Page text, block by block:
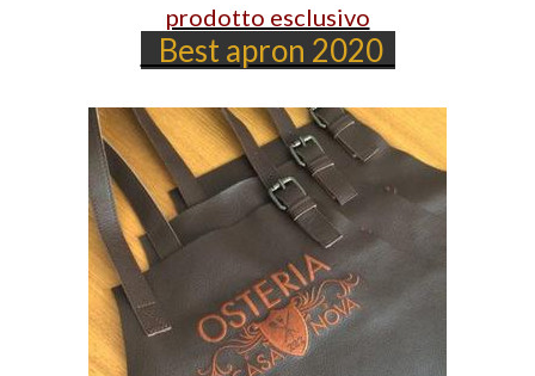
prodotto esclusivo
Best apron 2020